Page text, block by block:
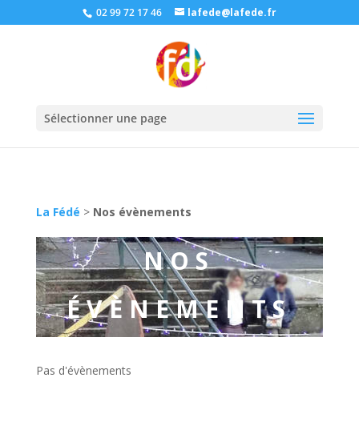
02 99 72 17 46 lafede@lafede.fr
Sélectionner une page
La Fédé > Nos évènements
NOS
ÉVÈNEMENTS
Pas d'évènements